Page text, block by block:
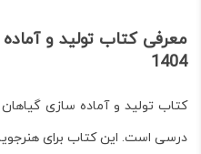
معرفی کتاب تولید و
1404
کتاب تولید و آماده سازی
درسی است. این کتاب برای